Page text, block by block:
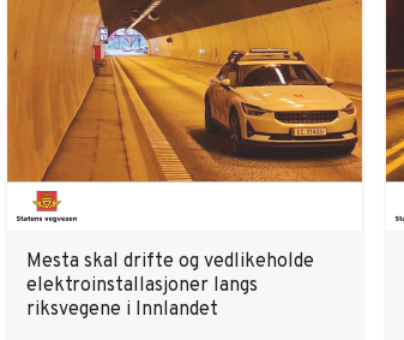
Mesta skal drifte og vedlikeholde
elektroinstallasjoner langs
riksvegene i Innlandet